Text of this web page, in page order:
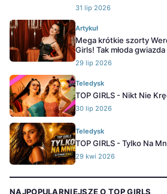
31 lip 2026
Artykuł
Mega krótkie szorty
Girls! Tak młoda
29 lip 2026
Teledysk
TOP GIRLS - Nikt Nie
30 lip 2026
Teledysk
TOP GIRLS - Tylko Na
29 kwi 2026
NAJPOPULARNIEJSZE O TOP GIRLS